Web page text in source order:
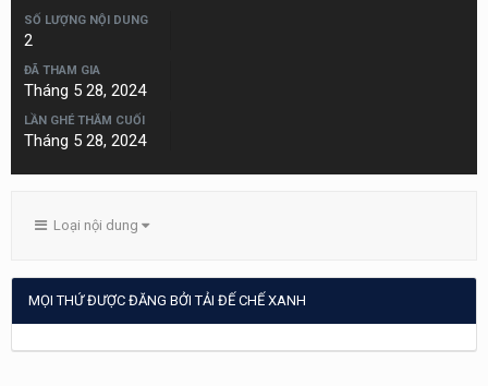
SỐ LƯỢNG NỘI DUNG
2
ĐÃ THAM GIA
Tháng 5 28, 2024
LẦN GHÉ THĂM CUỐI
Tháng 5 28, 2024
Loại nội dung
MỌI THỨ ĐƯỢC ĐĂNG BỞI TẢI ĐẾ CHẾ XANH